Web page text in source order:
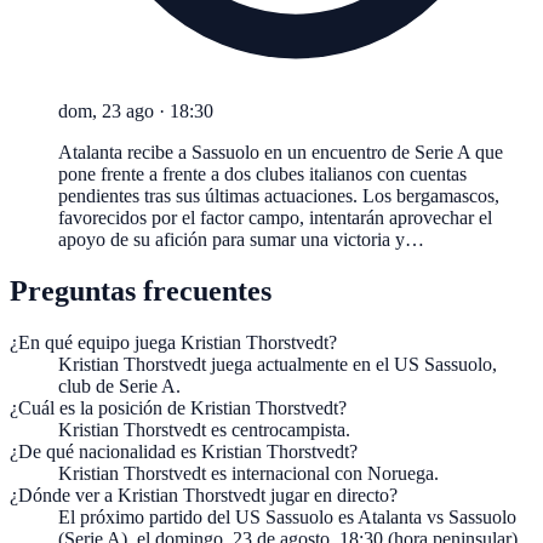
dom, 23 ago · 18:30
Atalanta recibe a Sassuolo en un encuentro de Serie A que
pone frente a frente a dos clubes italianos con cuentas
pendientes tras sus últimas actuaciones. Los bergamascos,
favorecidos por el factor campo, intentarán aprovechar el
apoyo de su afición para sumar una victoria y…
Preguntas frecuentes
¿En qué equipo juega Kristian Thorstvedt?
Kristian Thorstvedt juega actualmente en el US Sassuolo,
club de Serie A.
¿Cuál es la posición de Kristian Thorstvedt?
Kristian Thorstvedt es centrocampista.
¿De qué nacionalidad es Kristian Thorstvedt?
Kristian Thorstvedt es internacional con Noruega.
¿Dónde ver a Kristian Thorstvedt jugar en directo?
El próximo partido del US Sassuolo es Atalanta vs Sassuolo